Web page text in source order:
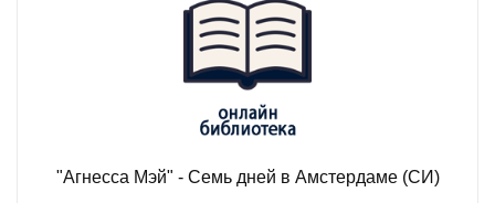
"Агнесса Мэй" - Семь дней в Амстердаме (СИ)